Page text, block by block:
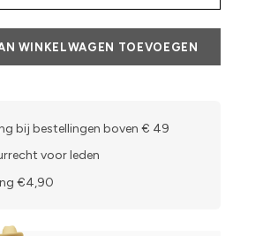
WINKELWAGEN TOEVOEGEN
bij bestellingen boven € 49
voor leden
€4,90